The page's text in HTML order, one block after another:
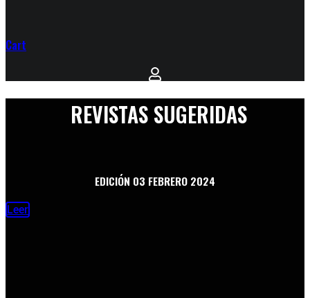
Cart
REVISTAS SUGERIDAS
EDICIÓN 03 FEBRERO 2024
Leer